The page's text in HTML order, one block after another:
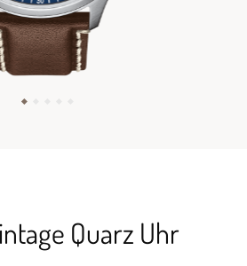
Quarz Uhr